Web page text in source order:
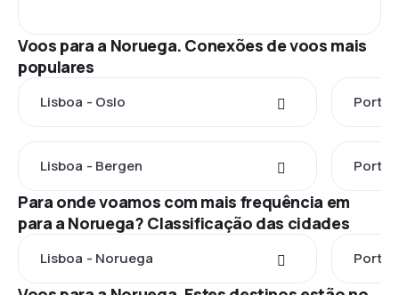
Voos para a Noruega. Conexões de voos mais
populares
Lisboa - Oslo Porto
Lisboa - Bergen Porto
Para onde voamos com mais frequência em
para a Noruega? Classificação das cidades
Lisboa - Noruega Porto